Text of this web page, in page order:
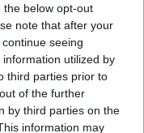
the below opt-out
note that after your
seeing
utilized by
third parties prior to
of the further
by third parties on the
information may
legmagasabb,
jellemzi. A
lecsorgást követően
között 0.6%-os
a MOL 0.1%-kal
0.5%-ot